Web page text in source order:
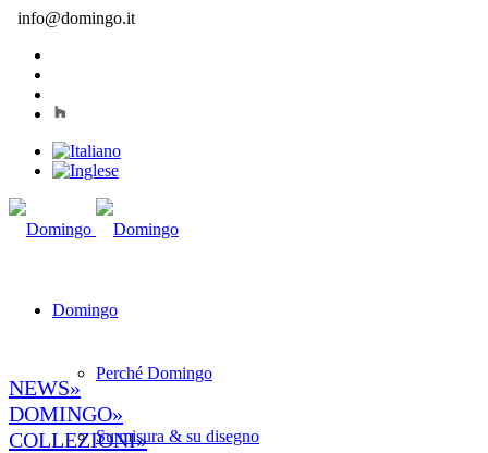
info@domingo.it
Domingo
Perché Domingo
Su misura & su disegno
NEWS»
DOMINGO»
COLLEZIONI»